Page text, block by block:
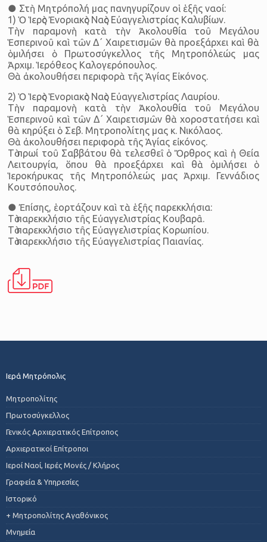
● Στὴ Μητρόπολή μας πανηγυρίζουν οἱ ἑξῆς ναοί:
1) Ὁ Ἱερὸς Ἐνοριακὸς Ναὸς Εὐαγγελιστρίας Καλυβίων.
Τὴν παραμονὴ κατὰ τὴν Ἀκολουθία τοῦ Μεγάλου
Ἑσπερινοῦ καὶ τῶν Δ΄ Χαιρετισμῶν θὰ προεξάρχει καὶ θὰ
ὁμιλήσει ὁ Πρωτοσύγκελλος τῆς Μητροπόλεώς μας
Ἀρχιμ. Ἱερόθεος Καλογερόπουλος.
Θὰ ἀκολουθήσει περιφορὰ τῆς Ἁγίας Εἰκόνος.
2) Ὁ Ἱερὸς Ἑνοριακὸς Ναὸς Εὐαγγελιστρίας Λαυρίου.
Τὴν παραμονὴ κατὰ τὴν Ἀκολουθία τοῦ Μεγάλου
Ἑσπερινοῦ καὶ τῶν Δ΄ Χαιρετισμῶν θὰ χοροστατήσει καὶ
θὰ κηρύξει ὁ Σεβ. Μητροπολίτης μας κ. Νικόλαος.
Θὰ ἀκολουθήσει περιφορὰ τῆς Ἁγίας εἰκόνος.
Τὸ πρωί τοῦ Σαββάτου θὰ τελεσθεῖ ὁ Ὄρθρος καὶ ἡ Θεία
Λειτουργία, ὅπου θὰ προεξάρχει καὶ θὰ ὁμιλήσει ὁ
Ἱεροκήρυκας τῆς Μητροπόλεώς μας Ἀρχιμ. Γεννάδιος
Κουτσόπουλος.
● Ἐπίσης, ἑορτάζουν καὶ τὰ ἑξῆς παρεκκλήσια:
Τὸ παρεκκλήσιο τῆς Εὐαγγελιστρίας Κουβαρᾶ.
Τὸ παρεκκλήσιο τῆς Εὐαγγελιστρίας Κορωπίου.
Τὸ παρεκκλήσιο τῆς Εὐαγγελιστρίας Παιανίας.
Ιερά Μητρόπολις
Μητροπολίτης
Πρωτοσύγκελλος
Γενικός Αρχιερατικός Επίτροπος
Αρχιερατικοί Επίτροποι
Ιεροί Ναοί, Ιερές Μονές / Κλήρος
Γραφεία & Υπηρεσίες
Ιστορικό
+ Μητροπολίτης Αγαθόνικος
Μνημεία